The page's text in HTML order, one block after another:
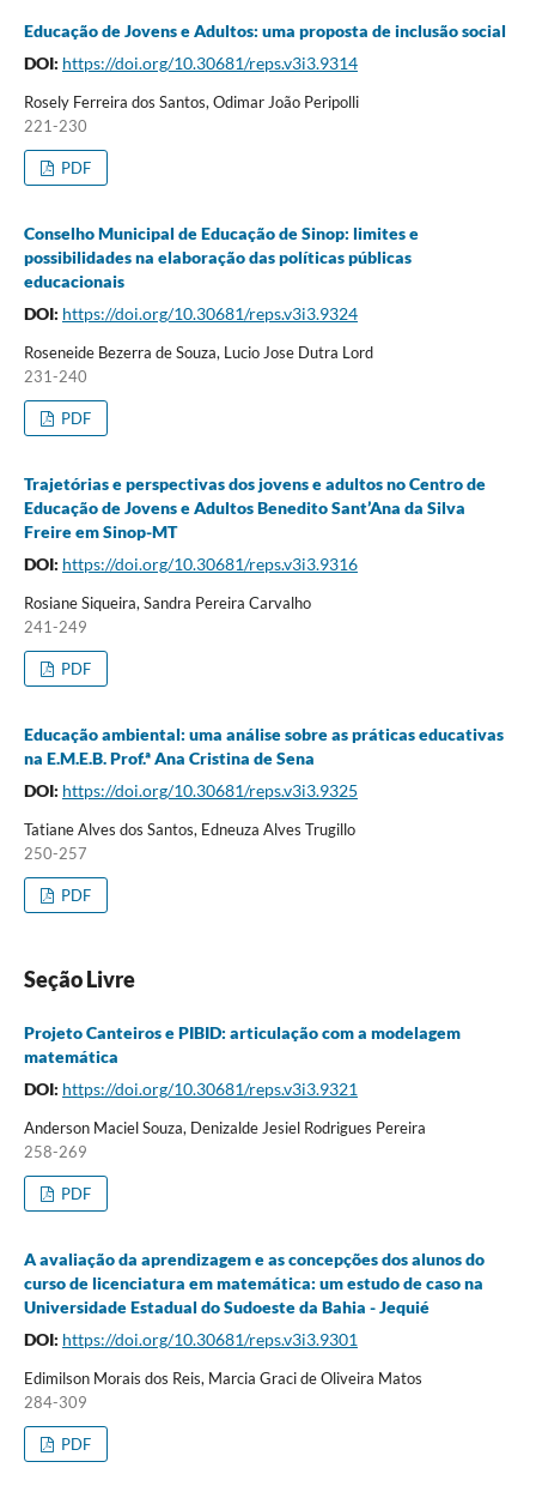
Educação de Jovens e Adultos: uma proposta de inclusão social
DOI: https://doi.org/10.30681/reps.v3i3.9314
Rosely Ferreira dos Santos, Odimar João Peripolli
221-230
PDF
Conselho Municipal de Educação de Sinop: limites e
possibilidades na elaboração das políticas públicas
educacionais
DOI: https://doi.org/10.30681/reps.v3i3.9324
Roseneide Bezerra de Souza, Lucio Jose Dutra Lord
231-240
PDF
Trajetórias e perspectivas dos jovens e adultos no Centro de
Educação de Jovens e Adultos Benedito Sant’Ana da Silva
Freire em Sinop-MT
DOI: https://doi.org/10.30681/reps.v3i3.9316
Rosiane Siqueira, Sandra Pereira Carvalho
241-249
PDF
Educação ambiental: uma análise sobre as práticas educativas
na E.M.E.B. Prof.ª Ana Cristina de Sena
DOI: https://doi.org/10.30681/reps.v3i3.9325
Tatiane Alves dos Santos, Edneuza Alves Trugillo
250-257
PDF
Seção Livre
Projeto Canteiros e PIBID: articulação com a modelagem
matemática
DOI: https://doi.org/10.30681/reps.v3i3.9321
Anderson Maciel Souza, Denizalde Jesiel Rodrigues Pereira
258-269
PDF
A avaliação da aprendizagem e as concepções dos alunos do
curso de licenciatura em matemática: um estudo de caso na
Universidade Estadual do Sudoeste da Bahia - Jequié
DOI: https://doi.org/10.30681/reps.v3i3.9301
Edimilson Morais dos Reis, Marcia Graci de Oliveira Matos
284-309
PDF